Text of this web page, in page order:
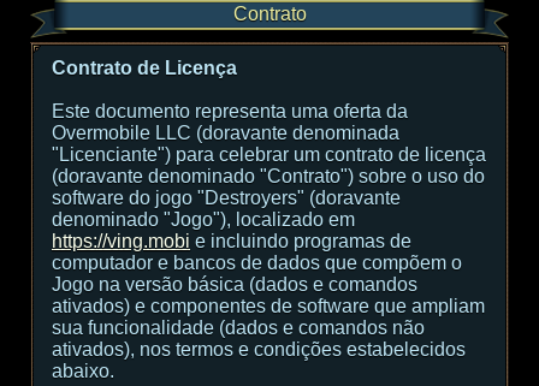
Contrato
Contrato de Licença
Este documento representa uma oferta da
Overmobile LLC (doravante denominada
"Licenciante") para celebrar um contrato de licença
(doravante denominado "Contrato") sobre o uso do
software do jogo "Destroyers" (doravante
denominado "Jogo"), localizado em
https://ving.mobi e incluindo programas de
computador e bancos de dados que compõem o
Jogo na versão básica (dados e comandos
ativados) e componentes de software que ampliam
sua funcionalidade (dados e comandos não
ativados), nos termos e condições estabelecidos
abaixo.